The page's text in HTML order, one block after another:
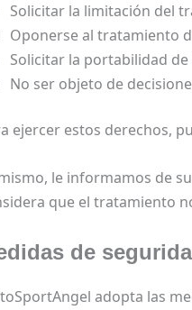
Solicitar la limitación del
Oponerse al tratamiento
Solicitar la portabilidad
No ser objeto de
ejercer estos derechos,
le informamos de
que el tratamiento
de
adopta las